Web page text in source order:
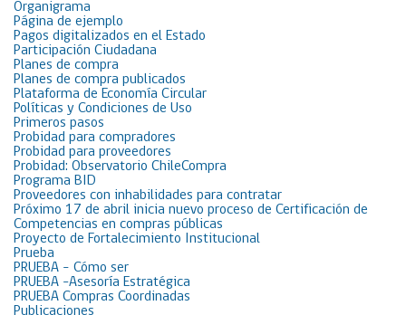
Organigrama
Página de ejemplo
Pagos digitalizados en el Estado
Participación Ciudadana
Planes de compra
Planes de compra publicados
Plataforma de Economía Circular
Políticas y Condiciones de Uso
Primeros pasos
Probidad para compradores
Probidad para proveedores
Probidad: Observatorio ChileCompra
Programa BID
Proveedores con inhabilidades para contratar
Próximo 17 de abril inicia nuevo proceso de Certificación de
Competencias en compras públicas
Proyecto de Fortalecimiento Institucional
Prueba
PRUEBA – Cómo ser
PRUEBA -Asesoría Estratégica
PRUEBA Compras Coordinadas
Publicaciones